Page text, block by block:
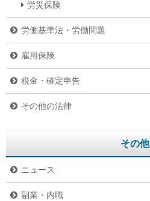
労災保険
労働基準法・労働問題
雇用保険
税金・確定申告
その他の法律
その他
ニュース
副業・内職